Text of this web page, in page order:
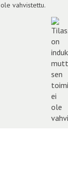
vahvistettu.